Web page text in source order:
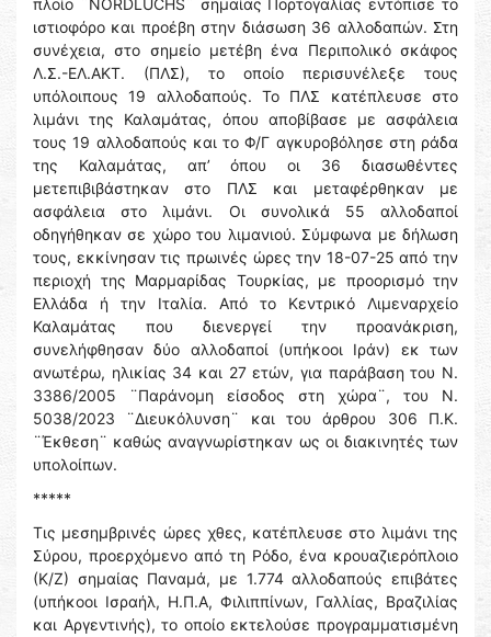
ιστιοφόρο και προέβη στην διάσωση 36 αλλοδαπών. Στη
συνέχεια, στο σημείο μετέβη ένα Περιπολικό σκάφος
Λ.Σ.-ΕΛ.ΑΚΤ. (ΠΛΣ), το οποίο περισυνέλεξε τους
υπόλοιπους 19 αλλοδαπούς. Το ΠΛΣ κατέπλευσε στο
λιμάνι της Καλαμάτας, όπου αποβίβασε με ασφάλεια
τους 19 αλλοδαπούς και το Φ/Γ αγκυροβόλησε στη ράδα
της Καλαμάτας, απ’ όπου οι 36 διασωθέντες
μετεπιβιβάστηκαν στο ΠΛΣ και μεταφέρθηκαν με
ασφάλεια στο λιμάνι. Οι συνολικά 55 αλλοδαποί
οδηγήθηκαν σε χώρο του λιμανιού. Σύμφωνα με δήλωση
τους, εκκίνησαν τις πρωινές ώρες την 18-07-25 από την
περιοχή της Μαρμαρίδας Τουρκίας, με προορισμό την
Ελλάδα ή την Ιταλία. Από το Κεντρικό Λιμεναρχείο
Καλαμάτας που διενεργεί την προανάκριση,
συνελήφθησαν δύο αλλοδαποί (υπήκοοι Ιράν) εκ των
ανωτέρω, ηλικίας 34 και 27 ετών, για παράβαση του Ν.
3386/2005 ¨Παράνομη είσοδος στη χώρα¨, του Ν.
5038/2023 ¨Διευκόλυνση¨ και του άρθρου 306 Π.Κ.
¨Έκθεση¨ καθώς αναγνωρίστηκαν ως οι διακινητές των
υπολοίπων.
*****
Τις μεσημβρινές ώρες χθες, κατέπλευσε στο λιμάνι της
Σύρου, προερχόμενο από τη Ρόδο, ένα κρουαζιερόπλοιο
(Κ/Ζ) σημαίας Παναμά, με 1.774 αλλοδαπούς επιβάτες
(υπήκοοι Ισραήλ, Η.Π.Α, Φιλιππίνων, Γαλλίας, Βραζιλίας
και Αργεντινής), το οποίο εκτελούσε προγραμματισμένη